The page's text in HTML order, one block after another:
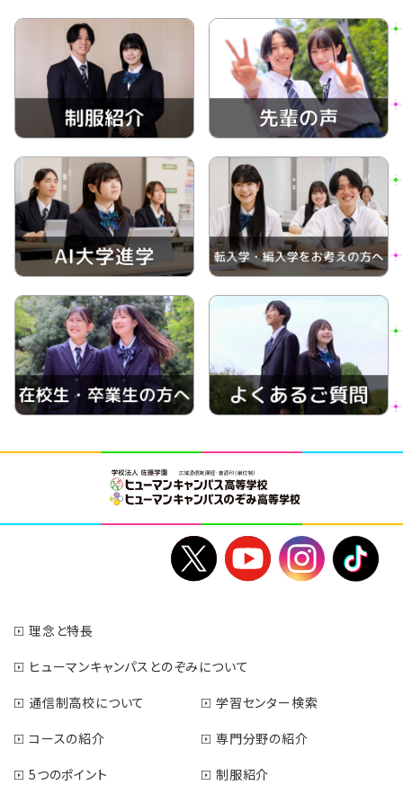
理念と特長
ヒューマンキャンパスとのぞみについて
通信制高校について
学習センター検索
コースの紹介
専門分野の紹介
5つのポイント
制服紹介